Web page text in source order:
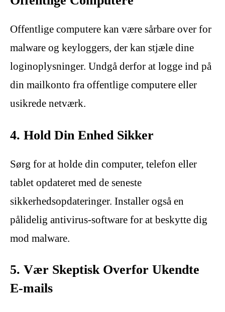
Offentlige computere kan være sårbare over for
malware og keyloggers, der kan stjæle dine
loginoplysninger. Undgå derfor at logge ind på
din mailkonto fra offentlige computere eller
usikrede netværk.
4. Hold Din Enhed Sikker
Sørg for at holde din computer, telefon eller
tablet opdateret med de seneste
sikkerhedsopdateringer. Installer også en
pålidelig antivirus-software for at beskytte dig
mod malware.
5. Vær Skeptisk Overfor Ukendte
E-mails